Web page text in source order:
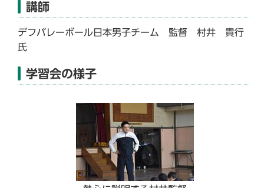
講師
デフバレーボール日本男子チーム 監督 村井 貴行
氏
学習会の様子